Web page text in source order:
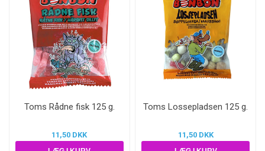
Toms Rådne fisk 125 g.
11,50 DKK
Toms Lossepladsen 125 g.
11,50 DKK